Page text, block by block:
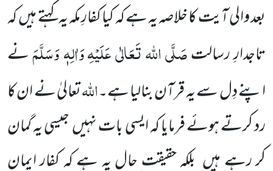
بعد والی آیت کا خلاصہ یہ ہے کہ کیا کفارِ مکہ یہ کہتے ہیں کہ
تاجدارِ رسالتصَلَّی اللہ تَعَالٰی عَلَیْہِوَاٰلِہٖ وَسَلَّمَنے
اپنے دِل سے یہ قرآن بنالیا ہے۔اللہتعالیٰ نے ان کا
رد کرتے ہوئے فرمایا کہ ایسی بات نہیں جیسی یہ گمان
کر رہے ہیں بلکہ حقیقت ِحال یہ ہے کہ کفار ایمان